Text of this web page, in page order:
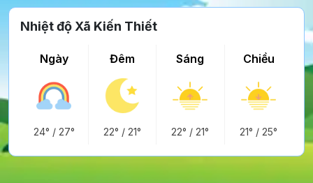
Nhiệt độ Xã Kiến Thiết
Ngày
24° / 27°
Đêm
22° / 21°
Sáng
22° /21°
Chiều
21° /25°